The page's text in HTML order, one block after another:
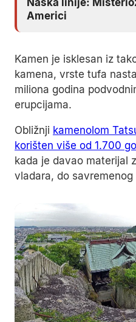
Americi
Kamen je isklesan iz
kamena, vrste tufa
miliona godina
erupcijama.
Obližnji kamenolom
korišten više od 1.700
kada je davao materijal
vladara, do savremenog